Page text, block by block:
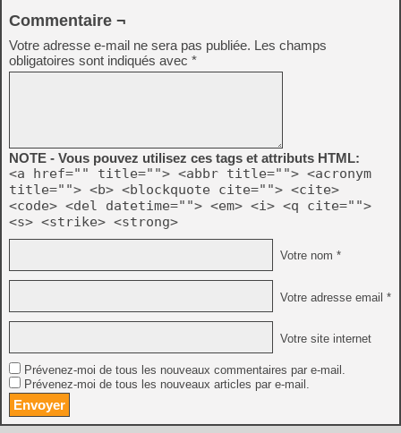
Commentaire ¬
Votre adresse e-mail ne sera pas publiée. Les champs
obligatoires sont indiqués avec *
NOTE - Vous pouvez utilisez ces tags et attributs HTML:
<a href="" title=""> <abbr title=""> <acronym
title=""> <b> <blockquote cite=""> <cite>
<code> <del datetime=""> <em> <i> <q cite="">
<s> <strike> <strong>
Votre nom *
Votre adresse email *
Votre site internet
Prévenez-moi de tous les nouveaux commentaires par e-mail.
Prévenez-moi de tous les nouveaux articles par e-mail.